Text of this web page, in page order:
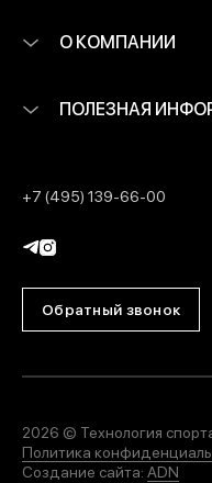
О КОМПАНИИ
ПОЛЕЗНАЯ
+7 (495) 139-66-00
Обратный звонок
2026 © Технология
Политика
Создание сайта: ADN